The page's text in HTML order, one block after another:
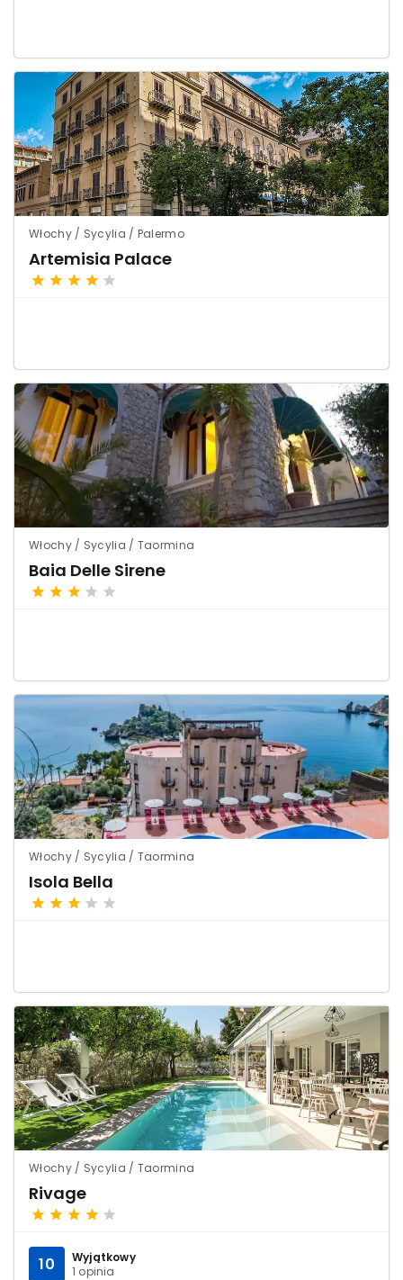
Włochy / Sycylia / Palermo
Artemisia Palace
Włochy / Sycylia / Taormina
Baia Delle Sirene
Włochy / Sycylia / Taormina
Isola Bella
Włochy / Sycylia / Taormina
Rivage
Wyjątkowy
1 opinia
10